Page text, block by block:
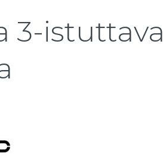
3-istuttava